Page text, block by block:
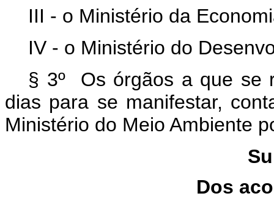
III - o Ministério da
IV - o Ministério do
§ 3º Os órgãos a que se
dias para se manifestar,
Ministério do Meio Ambiente
Dos